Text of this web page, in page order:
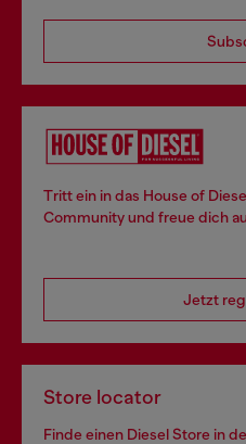
Tritt ein in das House of
Community und freue dich
Jetzt
Store locator
Finde einen Diesel Store in